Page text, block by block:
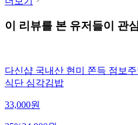
이 리뷰를 본 유저들이 관
다신샵 국내산 현미 쫀득 점보
식단 심각김밥
33,000원